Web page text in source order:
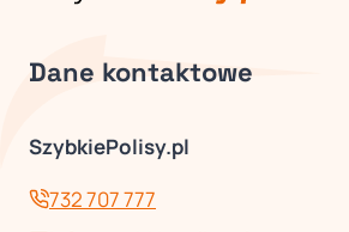
Dane kontaktowe
SzybkiePolisy.pl
732 707 777